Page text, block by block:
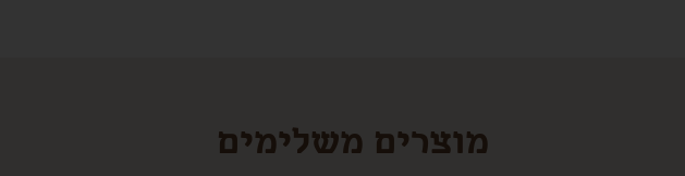
מוצרים משלימים